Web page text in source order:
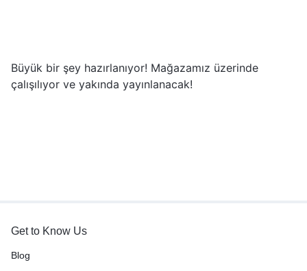
Büyük bir şey hazırlanıyor! Mağazamız üzerinde
çalışılıyor ve yakında yayınlanacak!
Get to Know Us
Blog